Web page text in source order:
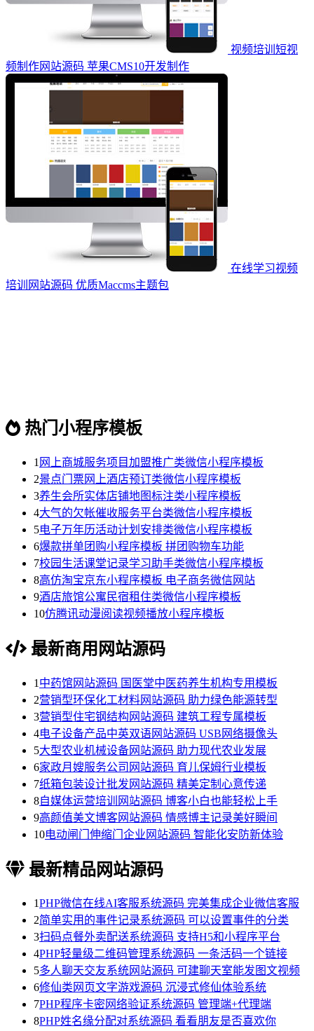
视频培训短视
频制作网站源码 苹果CMS10开发制作
在线学习视频
培训网站源码 优质Maccms主题包
热门小程序模板
1 网上商城服务项目加盟推广类微信小程序模板
2景点门票网上酒店预订类微信小程序模板
3养生会所实体店铺地图标注类小程序模板
4大气的欠帐催收服务平台类微信小程序模板
5电子万年历活动计划安排类微信小程序模板
6爆款拼单团购小程序模板 拼团购物车功能
7校园生活课堂记录学习助手类微信小程序模板
8高仿淘宝京东小程序模板 电子商务微信网站
9酒店旅馆公寓民宿租住类微信小程序模板
10仿腾讯动漫阅读视频播放小程序模板
最新商用网站源码
1 中药馆网站源码 国医堂中医药养生机构专用模板
2营销型环保化工材料网站源码 助力绿色能源转型
3营销型住宅钢结构网站源码 建筑工程专属模板
4电子设备产品中英双语网站源码 USB网络摄像头
5大型农业机械设备网站源码 助力现代农业发展
6家政月嫂服务公司网站源码 育儿保姆行业模板
7纸箱包装设计批发网站源码 精美定制心意传递
8自媒体运营培训网站源码 博客小白也能轻松上手
9高颜值美文博客网站源码 情感博主记录美好瞬间
10电动闸门伸缩门企业网站源码 智能化安防新体验
最新精品网站源码
1PHP微信在线AI客服系统源码 完美集成企业微信客服
2简单实用的事件记录系统源码 可以设置事件的分类
3扫码点餐外卖配送系统源码 支持H5和小程序平台
4PHP轻量级二维码管理系统源码 一条活码一个链接
5多人聊天交友系统网站源码 可建聊天室能发图文视频
6修仙类网页文字游戏源码 沉浸式修仙体验系统
7PHP程序卡密网络验证系统源码 管理端+代理端
8PHP姓名缘分配对系统源码 看看朋友是否喜欢你